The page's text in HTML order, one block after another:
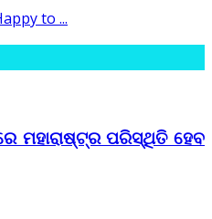
to ...
ମହାରାଷ୍ଟ୍ର ପରିସ୍ଥିତି ହେବ